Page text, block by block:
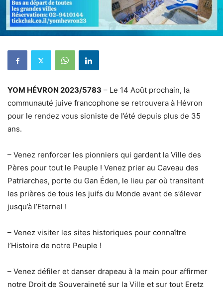
YOM HÉVRON 2023/5783 – Le 14 Août prochain, la
communauté juive francophone se retrouvera à Hévron
pour le rendez vous sioniste de l’été depuis plus de 35
ans.
– Venez renforcer les pionniers qui gardent la Ville des
Pères pour tout le Peuple ! Venez prier au Caveau des
Patriarches, porte du Gan Éden, le lieu par où transitent
les prières de tous les juifs du Monde avant de s’élever
jusqu’à l’Eternel !
– Venez visiter les sites historiques pour connaître
l’Histoire de notre Peuple !
– Venez défiler et danser drapeau à la main pour affirmer
notre Droit de Souveraineté sur la Ville et sur tout Eretz